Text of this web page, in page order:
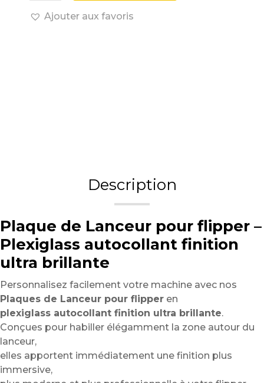
Ajouter aux favoris
Description
Plaque de Lanceur pour flipper –
Plexiglass autocollant finition
ultra brillante
Personnalisez facilement votre machine avec nos
Plaques de Lanceur pour flipper en
plexiglass autocollant finition ultra brillante.
Conçues pour habiller élégamment la zone autour du
lanceur,
elles apportent immédiatement une finition plus
immersive,